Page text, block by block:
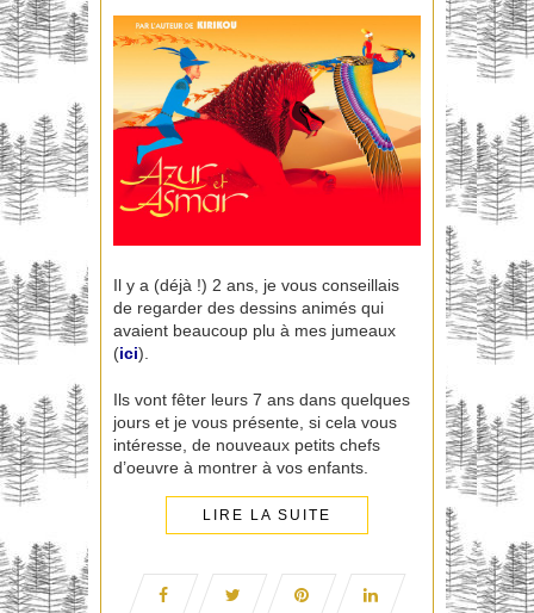
Il y a (déjà !) 2 ans, je vous conseillais
de regarder des dessins animés qui
avaient beaucoup plu à mes jumeaux
(ici).
Ils vont fêter leurs 7 ans dans quelques
jours et je vous présente, si cela vous
intéresse, de nouveaux petits chefs
d’oeuvre à montrer à vos enfants.
LIRE LA SUITE